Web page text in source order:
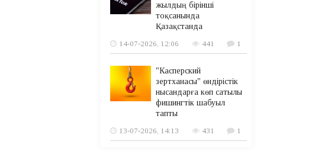
жылдың бірінші
тоқсанында
Қазақстанда
14-07-2026, 12:06
441 1
"Касперский
зертханасы" өндірістік
нысандарға көп сатылы
фишингтік шабуыл
тапты
13-07-2026, 14:13
431 1